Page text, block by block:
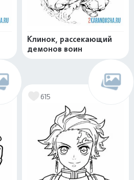
Клинок, рассекающий
демонов воин
615